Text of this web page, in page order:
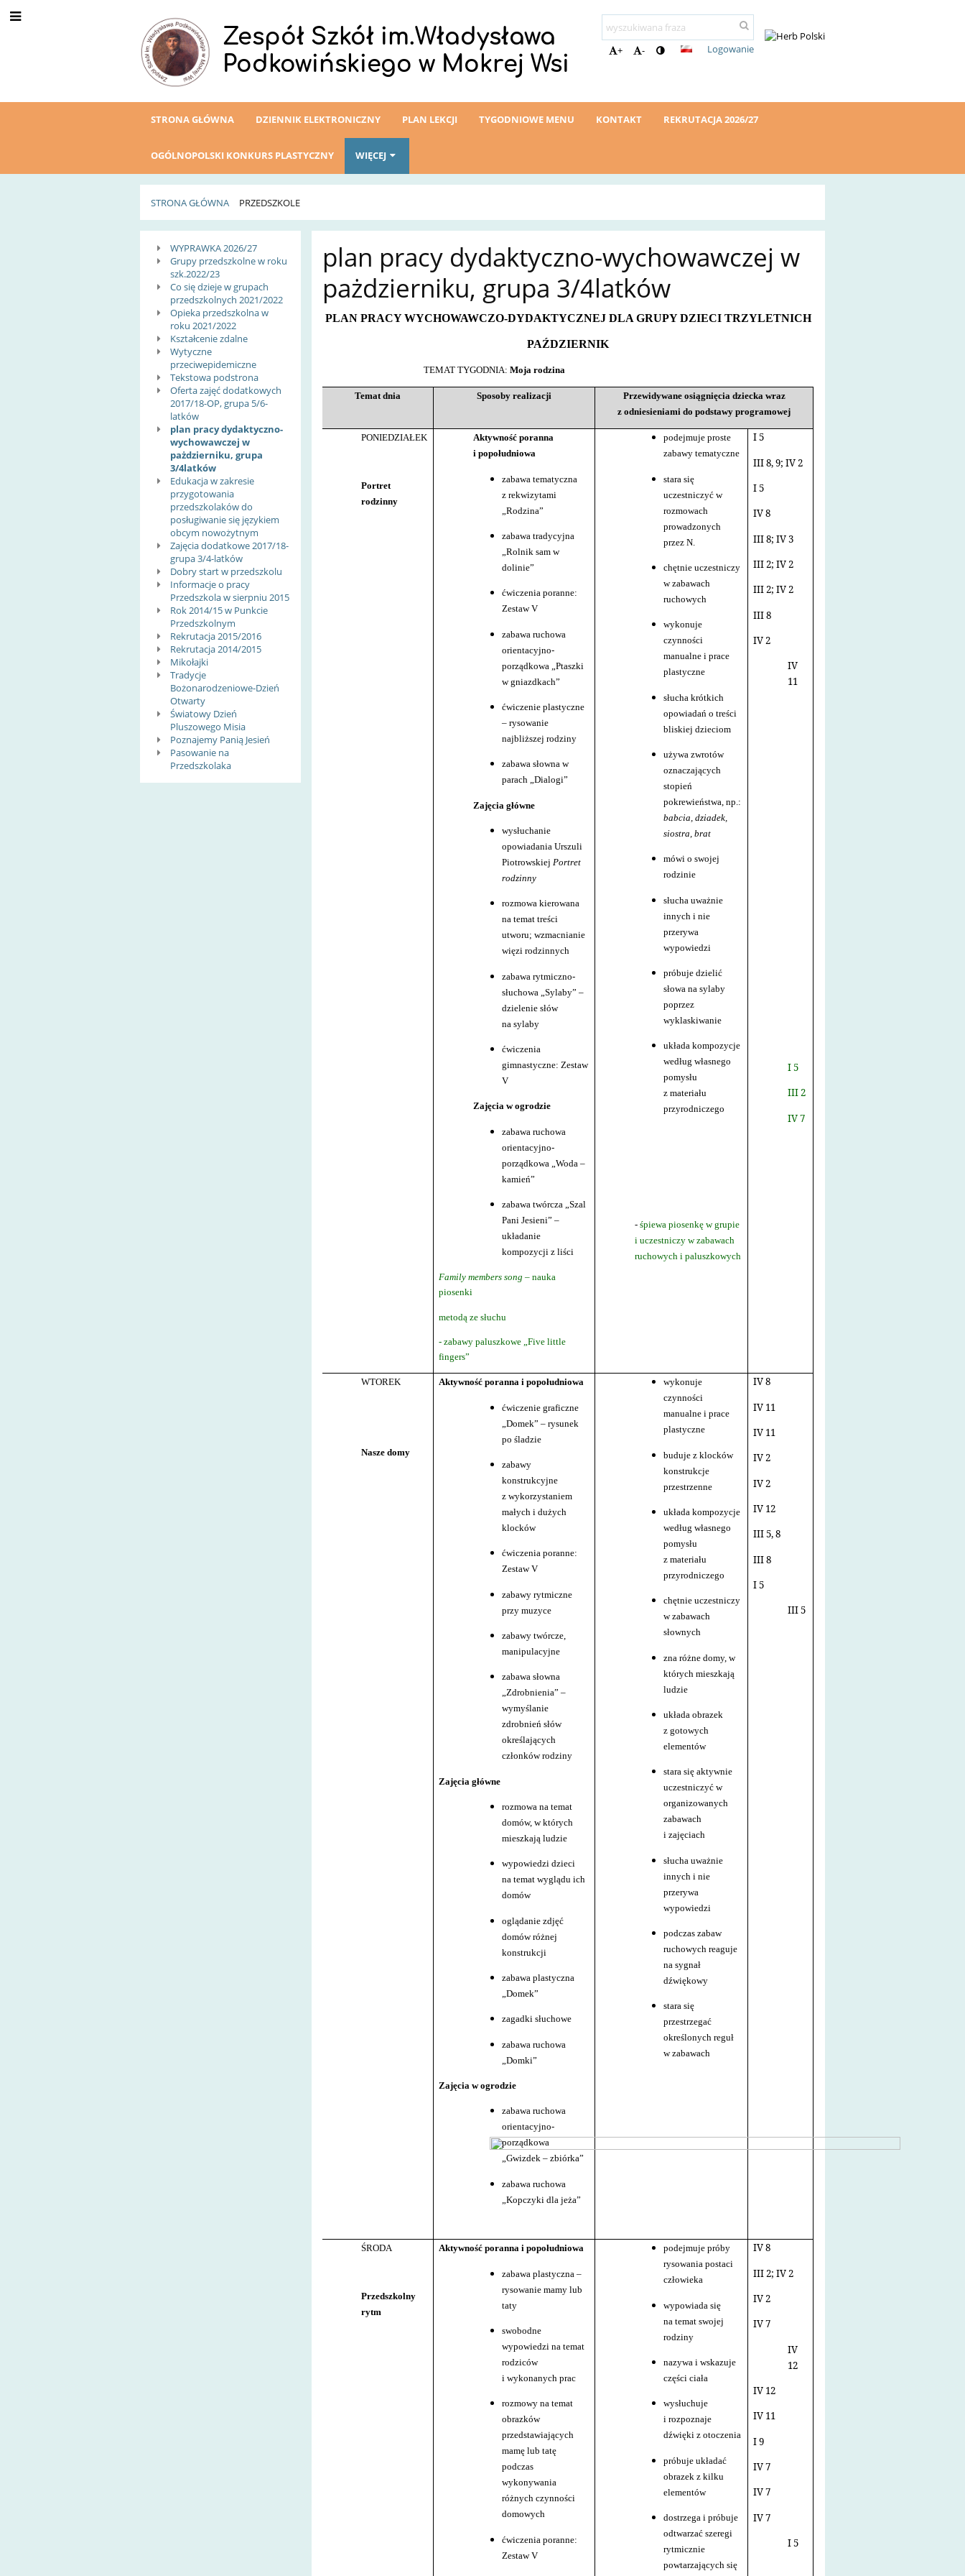
Zespół Szkół im.Władysława
Podkowińskiego w Mokrej Wsi
+ - Logowanie
STRONA GŁÓWNA DZIENNIK ELEKTRONICZNY PLAN LEKCJI TYGODNIOWE MENU KONTAKT REKRUTACJA 2026/27
OGÓLNOPOLSKI KONKURS PLASTYCZNY WIĘCEJ
STRONA GŁÓWNA PRZEDSZKOLE
Przedszkole
WYPRAWKA 2026/27
Grupy przedszkolne w roku
szk.2022/23
Co się dzieje w grupach
przedszkolnych 2021/2022
Opieka przedszkolna w
roku 2021/2022
Kształcenie zdalne
Wytyczne
przeciwepidemiczne
Tekstowa podstrona
Oferta zajęć dodatkowych
2017/18-OP, grupa 5/6-
latków
plan pracy dydaktyczno-
wychowawczej w
pażdzierniku, grupa
3/4latków
Edukacja w zakresie
przygotowania
przedszkolaków do
posługiwanie się językiem
obcym nowożytnym
Zajęcia dodatkowe 2017/18-
grupa 3/4-latków
Dobry start w przedszkolu
Informacje o pracy
Przedszkola w sierpniu 2015
Rok 2014/15 w Punkcie
Przedszkolnym
Rekrutacja 2015/2016
Rekrutacja 2014/2015
Mikołajki
Tradycje
Bożonarodzeniowe-Dzień
Otwarty
Światowy Dzień
Pluszowego Misia
Poznajemy Panią Jesień
Pasowanie na
Przedszkolaka
plan pracy dydaktyczno-wychowawczej w
pażdzierniku, grupa 3/4latków
PLAN PRACY WYCHOWAWCZO-DYDAKTYCZNEJ DLA GRUPY DZIECI TRZYLETNICH
PAŹDZIERNIK
TEMAT TYGODNIA: Moja rodzina
Temat dnia Sposoby realizacji
Przewidywane osiągnięcia dziecka wraz
z odniesieniami do podstawy programowej
PONIEDZIAŁEK
Portret
rodzinny
Aktywność poranna
i popołudniowa
zabawa tematyczna
z rekwizytami
„Rodzina”
zabawa tradycyjna
„Rolnik sam w
dolinie”
ćwiczenia poranne:
Zestaw V
zabawa ruchowa
orientacyjno-
porządkowa „Ptaszki
w gniazdkach”
ćwiczenie plastyczne
– rysowanie
najbliższej rodziny
zabawa słowna w
parach „Dialogi”
Zajęcia główne
wysłuchanie
opowiadania Urszuli
PiotrowskiejPortret
rodzinny
rozmowa kierowana
na temat treści
utworu; wzmacnianie
więzi rodzinnych
zabawa rytmiczno-
słuchowa „Sylaby” –
dzielenie słów
na sylaby
ćwiczenia
gimnastyczne: Zestaw
V
Zajęcia w ogrodzie
zabawa ruchowa
orientacyjno-
porządkowa „Woda –
kamień”
zabawa twórcza „Szal
Pani Jesieni” –
układanie
kompozycji z liści
Family members song –nauka
piosenki
metodą ze słuchu
- zabawy paluszkowe „Five little
fingers”
podejmuje proste
zabawy tematyczne
stara się
uczestniczyć w
rozmowach
prowadzonych
przez N.
chętnie uczestniczy
w zabawach
ruchowych
wykonuje
czynności
manualne i prace
plastyczne
słucha krótkich
opowiadań o treści
bliskiej dzieciom
używa zwrotów
oznaczających
stopień
pokrewieństwa, np.:
babcia, dziadek,
siostra, brat
mówi o swojej
rodzinie
słucha uważnie
innych i nie
przerywa
wypowiedzi
próbuje dzielić
słowa na sylaby
poprzez
wyklaskiwanie
układa kompozycje
według własnego
pomysłu
z materiału
przyrodniczego
- śpiewa piosenkę w grupie
i uczestniczy w zabawach
ruchowych i paluszkowych
I 5
III 8, 9; IV 2
I 5
IV 8
III 8; IV 3
III 2; IV 2
III 2; IV 2
III 8
IV 2
IV
11
I 5
III 2
IV 7
WTOREK
Nasze domy
Aktywność poranna i popołudniowa
ćwiczenie graficzne
„Domek” – rysunek
po śladzie
zabawy
konstrukcyjne
z wykorzystaniem
małych i dużych
klocków
ćwiczenia poranne:
Zestaw V
zabawy rytmiczne
przy muzyce
zabawy twórcze,
manipulacyjne
zabawa słowna
„Zdrobnienia” –
wymyślanie
zdrobnień słów
określających
członków rodziny
Zajęcia główne
rozmowa na temat
domów, w których
mieszkają ludzie
wypowiedzi dzieci
na temat wyglądu ich
domów
oglądanie zdjęć
domów różnej
konstrukcji
zabawa plastyczna
„Domek”
zagadki słuchowe
zabawa ruchowa
„Domki”
Zajęcia w ogrodzie
zabawa ruchowa
orientacyjno-
porządkowa
„Gwizdek – zbiórka”
zabawa ruchowa
„Kopczyki dla jeża”
wykonuje
czynności
manualne i prace
plastyczne
buduje z klocków
konstrukcje
przestrzenne
układa kompozycje
według własnego
pomysłu
z materiału
przyrodniczego
chętnie uczestniczy
w zabawach
słownych
zna różne domy, w
których mieszkają
ludzie
układa obrazek
z gotowych
elementów
stara się aktywnie
uczestniczyć w
organizowanych
zabawach
i zajęciach
słucha uważnie
innych i nie
przerywa
wypowiedzi
podczas zabaw
ruchowych reaguje
na sygnał
dźwiękowy
stara się
przestrzegać
określonych reguł
w zabawach
IV 8
IV 11
IV 11
IV 2
IV 2
IV 12
III 5, 8
III 8
I 5
III 5
ŚRODA
Przedszkolny
rytm
Aktywność poranna i popołudniowa
zabawa plastyczna –
rysowanie mamy lub
taty
swobodne
wypowiedzi na temat
rodziców
i wykonanych prac
rozmowy na temat
obrazków
przedstawiających
mamę lub tatę
podczas
wykonywania
różnych czynności
domowych
ćwiczenia poranne:
Zestaw V
podejmuje próby
rysowania postaci
człowieka
wypowiada się
na temat swojej
rodziny
nazywa i wskazuje
części ciała
wysłuchuje
i rozpoznaje
dźwięki z otoczenia
próbuje układać
obrazek z kilku
elementów
dostrzega i próbuje
odtwarzać szeregi
rytmicznie
powtarzających się
IV 8
III 2; IV 2
IV 2
IV 7
IV
12
IV 12
IV 11
I 9
IV 7
IV 7
IV 7
I 5